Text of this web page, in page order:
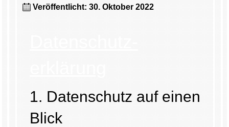
Veröffentlicht: 30. Oktober 2022
1. Datenschutz auf einen
Blick